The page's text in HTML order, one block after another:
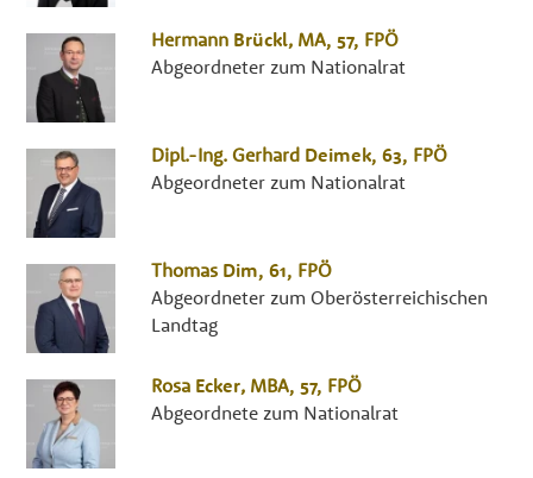
Hermann Brückl, MA, 57, FPÖ
Abgeordneter zum Nationalrat
Dipl.-Ing. Gerhard Deimek, 63, FPÖ
Abgeordneter zum Nationalrat
Thomas Dim, 61, FPÖ
Abgeordneter zum Oberösterreichischen
Landtag
Rosa Ecker, MBA, 57, FPÖ
Abgeordnete zum Nationalrat